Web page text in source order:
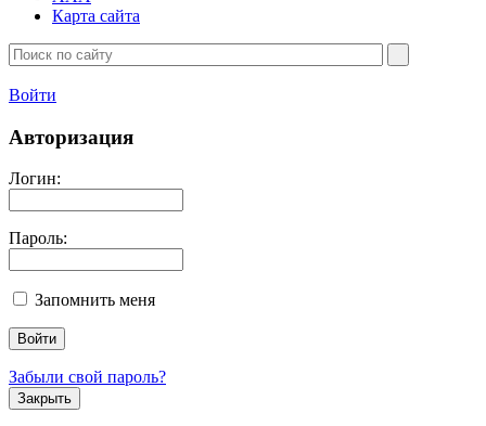
Карта сайта
Войти
Авторизация
Логин:
Пароль:
Запомнить меня
Забыли свой пароль?
Закрыть